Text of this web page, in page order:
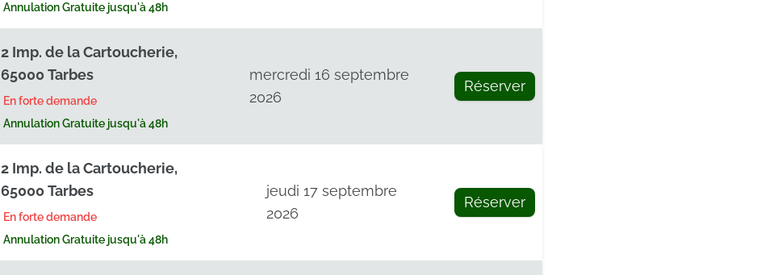
Annulation Gratuite jusqu'à 48h
2 Imp. de la Cartoucherie,
65000 Tarbes
En forte demande
Annulation Gratuite jusqu'à 48h
mercredi 16 septembre
2026
Réserver
2 Imp. de la Cartoucherie,
65000 Tarbes
En forte demande
Annulation Gratuite jusqu'à 48h
jeudi 17 septembre
2026
Réserver